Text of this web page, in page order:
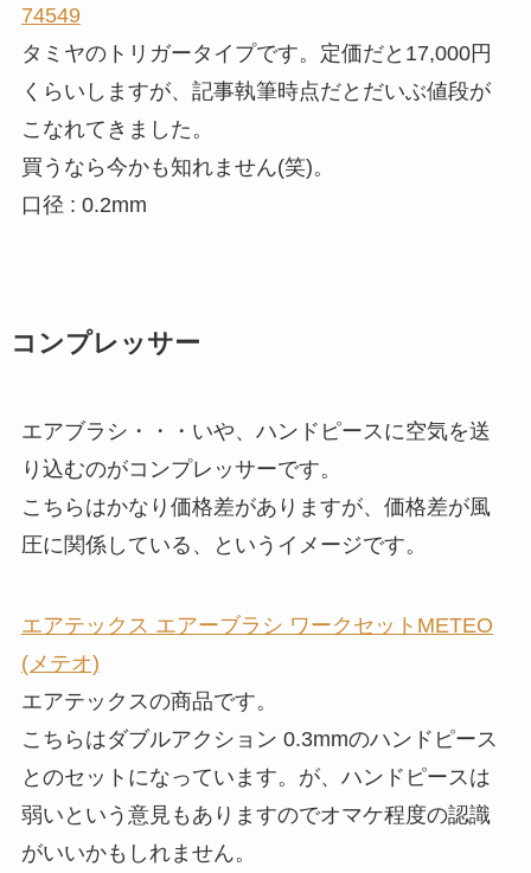
74549
タミヤのトリガータイプです。定価だと17,000円
くらいしますが、記事執筆時点だとだいぶ値段が
こなれてきました。
買うなら今かも知れません(笑)。
口径 : 0.2mm
コンプレッサー
エアブラシ・・・いや、ハンドピースに空気を送
り込むのがコンプレッサーです。
こちらはかなり価格差がありますが、価格差が風
圧に関係している、というイメージです。
エアテックス エアーブラシ ワークセットMETEO
(メテオ)
エアテックスの商品です。
こちらはダブルアクション 0.3mmのハンドピース
とのセットになっています。が、ハンドピースは
弱いという意見もありますのでオマケ程度の認識
がいいかもしれません。